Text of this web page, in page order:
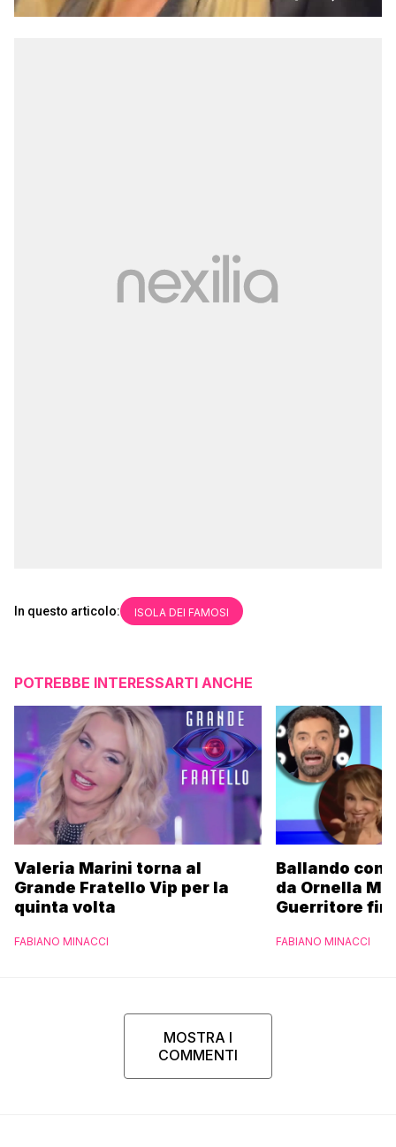
In questo articolo: ISOLA DEI FAMOSI
POTREBBE INTERESSARTI ANCHE
Valeria Marini torna al
Grande Fratello Vip per la
quinta volta
FABIANO MINACCI
Ballando con
da Ornella
Guerritore
l’esclusiva di
FABIANO MINACCI
MOSTRA I
COMMENTI